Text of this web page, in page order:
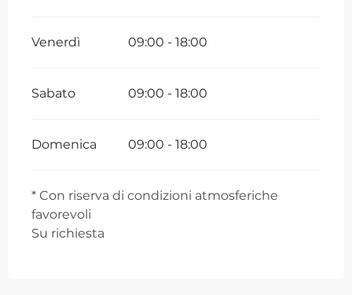
Venerdì 09:00 - 18:00
Sabato 09:00 - 18:00
Domenica 09:00 - 18:00
* Con riserva di condizioni atmosferiche
favorevoli
Su richiesta